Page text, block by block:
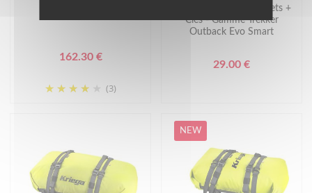
162.30 €
(3)
Valise Moto - 2 X Barillets +
Clés - Gamme Trekker
Outback Evo Smart
29.00 €
NEW